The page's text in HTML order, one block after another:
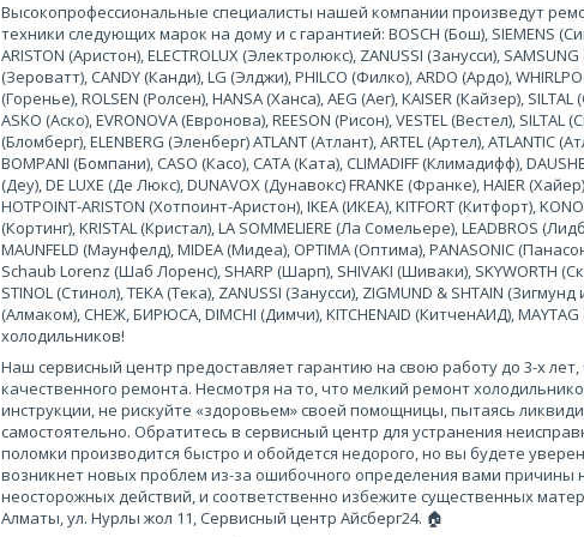
Высокопрофессиональные специалисты нашей компании произведут
техники следующих марок на дому и с гарантией: BOSCH (Бош), SIEMENS
ARISTON (Аристон), ELECTROLUX (Электролюкс), ZANUSSI (Занусси),
(Зероватт), CANDY (Канди), LG (Элджи), PHILCO (Филко), ARDO (Ардо),
(Горенье), ROLSEN (Ролсен), HANSA (Ханса), AEG (Аег), KAISER (Кайзер), SILTAL
ASKO (Аско), EVRONOVA (Евронова), REESON (Рисон), VESTEL (Вестел), SILTAL
(Бломберг), ELENBERG (Эленберг) ATLANT (Атлант), ARTEL (Артел), ATLANTIC
BOMPANI (Бомпани), CASO (Касо), CATA (Ката), CLIMADIFF (Климадифф),
(Деу), DE LUXE (Де Люкс), DUNAVOX (Дунавокс) FRANKE (Франке), HAIER
HOTPOINT-ARISTON (Хотпоинт-Аристон), IKEA (ИКЕА), KITFORT (Китфорт),
(Кортинг), KRISTAL (Кристал), LA SOMMELIERE (Ла Сомельере), LEADBROS
MAUNFELD (Маунфелд), MIDEA (Мидеа), OPTIMA (Оптима), PANASONIC
Schaub Lorenz (Шаб Лоренс), SHARP (Шарп), SHIVAKI (Шиваки), SKYWORTH
STINOL (Стинол), TEKA (Тека), ZANUSSI (Занусси), ZIGMUND & SHTAIN
(Алмаком), СНЕЖ, БИРЮСА, DIMCHI (Димчи), KITCHENAID (КитченАИД),
холодильников!
Наш сервисный центр предоставляет гарантию на свою работу до 3-х лет,
качественного ремонта. Несмотря на то, что мелкий ремонт
инструкции, не рискуйте «здоровьем» своей помощницы, пытаясь
самостоятельно. Обратитесь в сервисный центр для устранения
поломки производится быстро и обойдется недорого, но вы будете
возникнет новых проблем из-за ошибочного определения вами причины
неосторожных действий, и соответственно избежите существенных
Алматы, ул. Нурлы жол 11, Сервисный центр Айсберг24. 🏠